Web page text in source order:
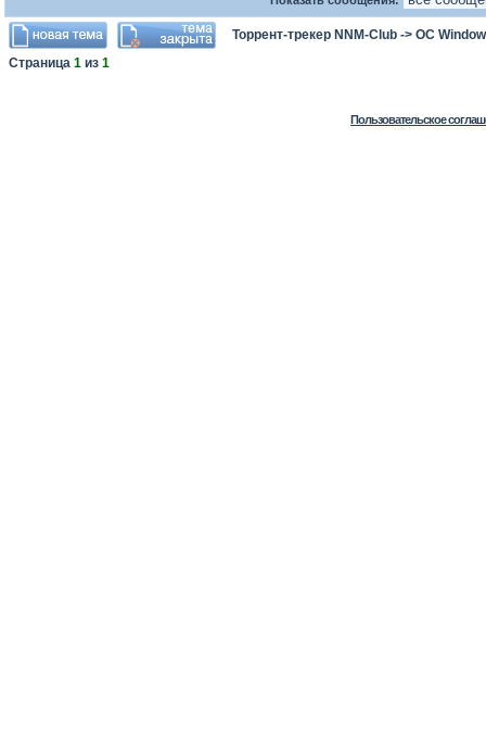
Торрент-трекер NNM-Club -> ОС
Страница 1 из 1
Пользовательское